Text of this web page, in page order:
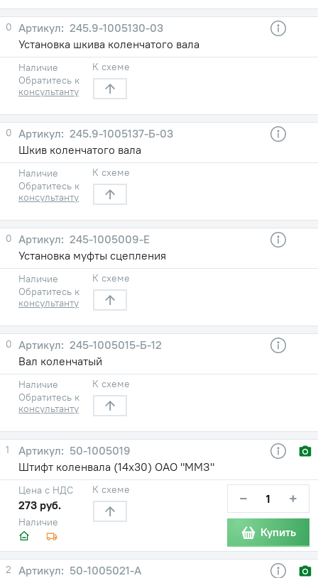
0
245.9-1005130-03
Установка шкива коленчатого вала
Наличие
Обратитесь к
консультанту
К схеме
0
245.9-1005137-Б-03
Шкив коленчатого вала
Наличие
Обратитесь к
консультанту
К схеме
0
245-1005009-Е
Установка муфты сцепления
Наличие
Обратитесь к
консультанту
К схеме
0
245-1005015-Б-12
Вал коленчатый
Наличие
Обратитесь к
консультанту
К схеме
1
50-1005019
Штифт коленвала (14х30) ОАО "ММЗ"
Наличие
Цена с НДС
273 руб.
К схеме − +
Купить
2
50-1005021-А